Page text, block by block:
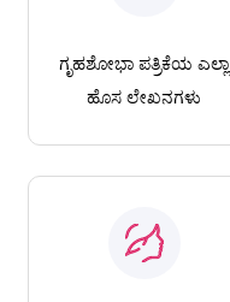
ಗೃಹಶೋಭಾ ಪತ್ರಿಕೆಯ ಎಲ್ಲಾ
ಹೊಸ ಲೇಖನಗಳು